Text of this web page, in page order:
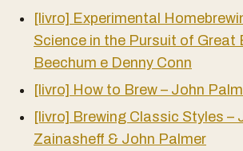
[livro] Experimental
Science in the Pursuit of Great
Beechum e Denny Conn
[livro] How to Brew – John
[livro] Brewing Classic Styles –
Zainasheff & John Palmer